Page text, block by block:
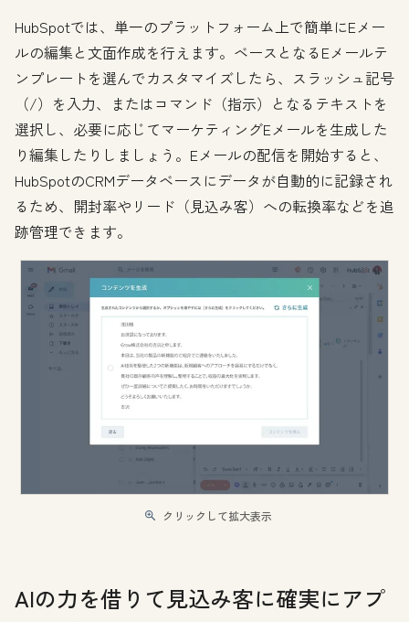
HubSpotでは、単一のプラットフォーム上で簡単にEメー
ルの編集と文面作成を行えます。ベースとなるEメールテ
ンプレートを選んでカスタマイズしたら、スラッシュ記号
（/）を入力、またはコマンド（指示）となるテキストを
選択し、必要に応じてマーケティングEメールを生成した
り編集したりしましょう。Eメールの配信を開始すると、
HubSpotのCRMデータベースにデータが自動的に記録され
るため、開封率やリード（見込み客）への転換率などを追
跡管理できます。
クリックして拡大表示
AIの力を借りて見込み客に確実にアプ